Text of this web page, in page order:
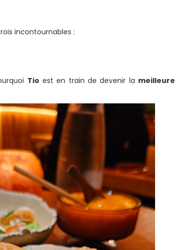
incontournables :
Tio est en train de devenir la meilleure